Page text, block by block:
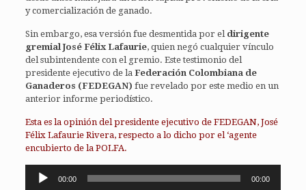
y comercialización de ganado.
Sin embargo, esa versión fue desmentida por el dirigente
gremial José Félix Lafaurie, quien negó cualquier vínculo
del subintendente con el gremio. Este testimonio del
presidente ejecutivo de laFederación Colombiana de
Ganaderos (FEDEGAN) fue revelado por este medio en un
anterior informe periodístico.
Esta es la opinión del presidente ejecutivo de FEDEGAN, José
Félix Lafaurie Rivera, respecto a lo dicho por el ‘agente
encubierto de la POLFA.
Reproductor
00:00 00:00